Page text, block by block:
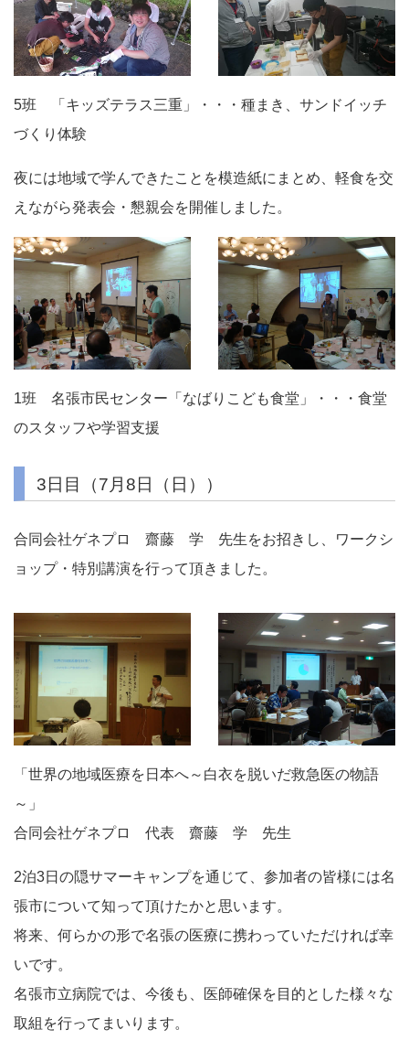
5班 「キッズテラス三重」・・・種まき、サンドイッチ
づくり体験
夜には地域で学んできたことを模造紙にまとめ、軽食を交
えながら発表会・懇親会を開催しました。
1班 名張市民センター「なばりこども食堂」・・・食堂
のスタッフや学習支援
3日目（7月8日（日））
合同会社ゲネプロ 齋藤 学 先生をお招きし、ワークシ
ョップ・特別講演を行って頂きました。
「世界の地域医療を日本へ～白衣を脱いだ救急医の物語
～」
合同会社ゲネプロ 代表 齋藤 学 先生
2泊3日の隠サマーキャンプを通じて、参加者の皆様には名
張市について知って頂けたかと思います。
将来、何らかの形で名張の医療に携わっていただければ幸
いです。
名張市立病院では、今後も、医師確保を目的とした様々な
取組を行ってまいります。